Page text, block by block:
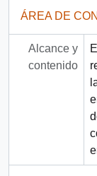
ÁREA DE
Alcance y
contenido